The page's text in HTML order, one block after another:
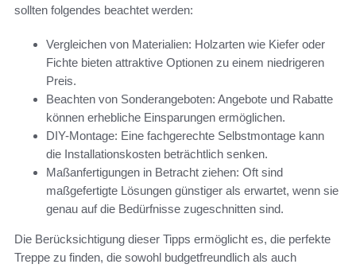
sollten folgendes beachtet werden:
Vergleichen von Materialien: Holzarten wie Kiefer oder
Fichte bieten attraktive Optionen zu einem niedrigeren
Preis.
Beachten von Sonderangeboten: Angebote und Rabatte
können erhebliche Einsparungen ermöglichen.
DIY-Montage: Eine fachgerechte Selbstmontage kann
die Installationskosten beträchtlich senken.
Maßanfertigungen in Betracht ziehen: Oft sind
maßgefertigte Lösungen günstiger als erwartet, wenn sie
genau auf die Bedürfnisse zugeschnitten sind.
Die Berücksichtigung dieser Tipps ermöglicht es, die perfekte
Treppe zu finden, die sowohl budgetfreundlich als auch